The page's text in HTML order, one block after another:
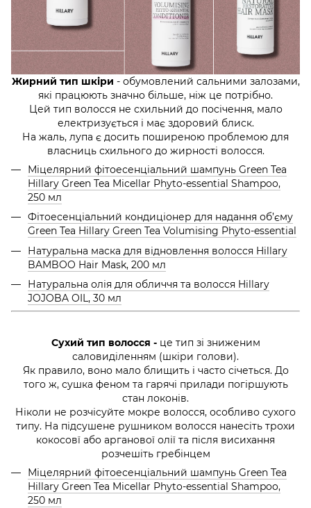
Жирний тип шкіри - обумовлений сальними залозами,
які працюють значно більше, ніж це потрібно.
Цей тип волосся не схильний до посічення, мало
електризується і має здоровий блиск.
На жаль, лупа є досить поширеною проблемою для
власниць схильного до жирності волосся.
Міцелярний фітоесенціальний шампунь Green Tea
Hillary Green Tea Micellar Phyto-essential Shampoo,
250 мл
Фітоесенціальний кондиціонер для надання об’єму
Green Tea Hillary Green Tea Volumising Phyto-essential
Натуральна маска для відновлення волосся Hillary
BAMBOO Hair Mask, 200 мл
Натуральна олія для обличчя та волосся Hillary
JOJOBA OIL, 30 мл
Сухий тип волосся -це тип зі зниженим
саловиділенням (шкіри голови).
Як правило, воно мало блищить і часто січеться. До
того ж, сушка феном та гарячі прилади погіршують
стан локонів.
Ніколи не розчісуйте мокре волосся, особливо сухого
типу. На підсушене рушником волосся нанесіть трохи
кокосовї або арганової олії та після висихання
розчешіть гребінцем
Міцелярний фітоесенціальний шампунь Green Tea
Hillary Green Tea Micellar Phyto-essential Shampoo,
250 мл